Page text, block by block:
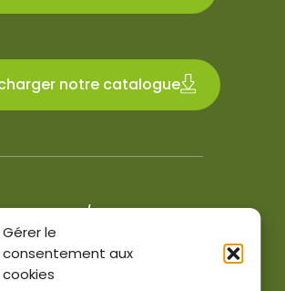
Gérer le
consentement aux
cookies
notre catalogue
4.6/5
avis Google et Facebook